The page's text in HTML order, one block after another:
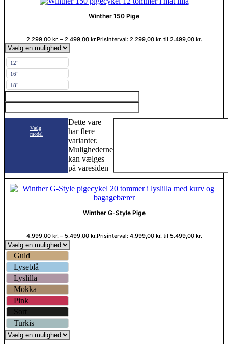
Winther 150 Pige
2.299,00 kr. – 2.499,00 kr.Prisinterval: 2.299,00 kr. til 2.499,00 kr.
12"
16"
18"
Vælg
model
Dette vare
har flere
varianter.
Mulighederne
kan vælges
på varesiden
Winther G-Style Pige
4.999,00 kr. – 5.499,00 kr.Prisinterval: 4.999,00 kr. til 5.499,00 kr.
Guld
Lyseblå
Lyslilla
Mokka
Pink
Sort
Turkis